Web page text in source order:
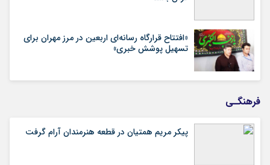
«افتتاح قرارگاه رسانه‌ای اربعین در مرز مهران برای
تسهیل پوشش خبری»
فرهنگـی
پیکر مریم همتیان در قطعه هنرمندان آرام گرفت